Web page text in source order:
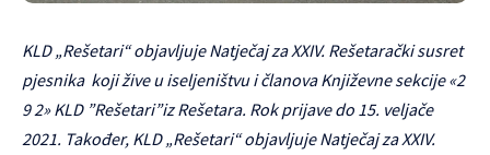
KLD „Rešetari“ objavljuje Natječaj za XXIV. Rešetarački susret
pjesnika koji žive u iseljeništvu i članova Književne sekcije «2
9 2» KLD ”Rešetari”iz Rešetara. Rok prijave do 15. veljače
2021. Također, KLD „Rešetari“ objavljuje Natječaj za XXIV.